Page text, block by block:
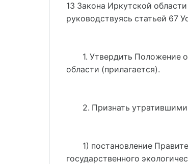
13 Закона Иркутской
руководствуясь статьей 67
1. Утвердить Положение
области (прилагается).
2. Признать утратившими
1) постановление
государственного